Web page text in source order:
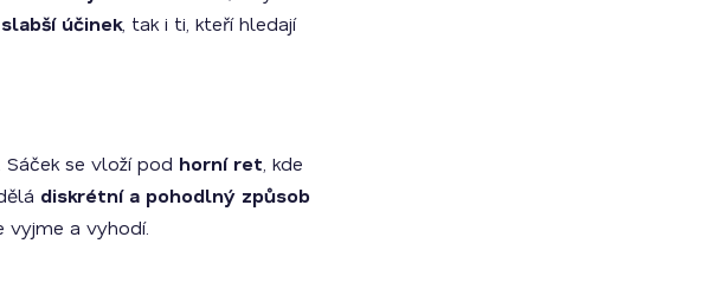
slabší účinek, tak i ti, kteří hledají
se vloží pod horní ret , kde
diskrétní a pohodlný způsob
vyjme a vyhodí.